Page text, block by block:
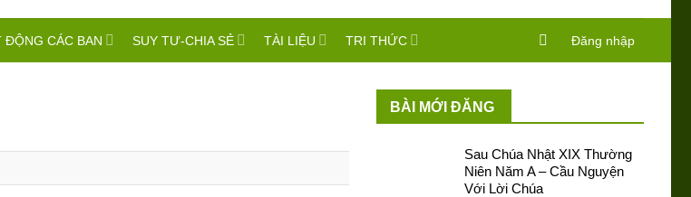
ĐỘNG CÁC BAN SUY TƯ-CHIA SẺ TÀI LIỆU TRI THỨC Đăng nhập
BÀI MỚI ĐĂNG
Sau Chúa Nhật XIX Thường
Niên Năm A – Cầu Nguyện
Với Lời Chúa